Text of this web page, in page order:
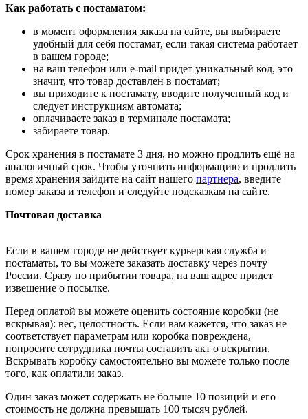
Как работать с постаматом:
в момент оформления заказа на сайте, вы выбираете
удобный для себя постамат, если такая система работает
в вашем городе;
на ваш телефон или e-mail придет уникальный код, это
значит, что товар доставлен в постамат;
вы приходите к постамату, вводите полученный код и
следует инструкциям автомата;
оплачиваете заказ в терминале постамата;
забираете товар.
Срок хранения в постамате 3 дня, но можно продлить ещё на
аналогичный срок. Чтобы уточнить информацию и продлить
время хранения зайдите на сайт нашего партнера, введите
номер заказа и телефон и следуйте подсказкам на сайте.
Почтовая доставка
Если в вашем городе не действует курьерская служба и
постаматы, то вы можете заказать доставку через почту
России. Сразу по прибытии товара, на ваш адрес придет
извещение о посылке.
Перед оплатой вы можете оценить состояние коробки (не
вскрывая): вес, целостность. Если вам кажется, что заказ не
соответствует параметрам или коробка повреждена,
попросите сотрудника почты составить акт о вскрытии.
Вскрывать коробку самостоятельно вы можете только после
того, как оплатили заказ.
Один заказ может содержать не больше 10 позиций и его
стоимость не должна превышать 100 тысяч рублей.